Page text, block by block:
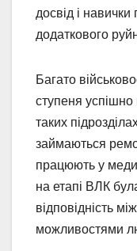
досвід і
додаткового
Багато
ступеня
таких
займаються
працюють у
на етапі ВЛК
відповідність
можливостями